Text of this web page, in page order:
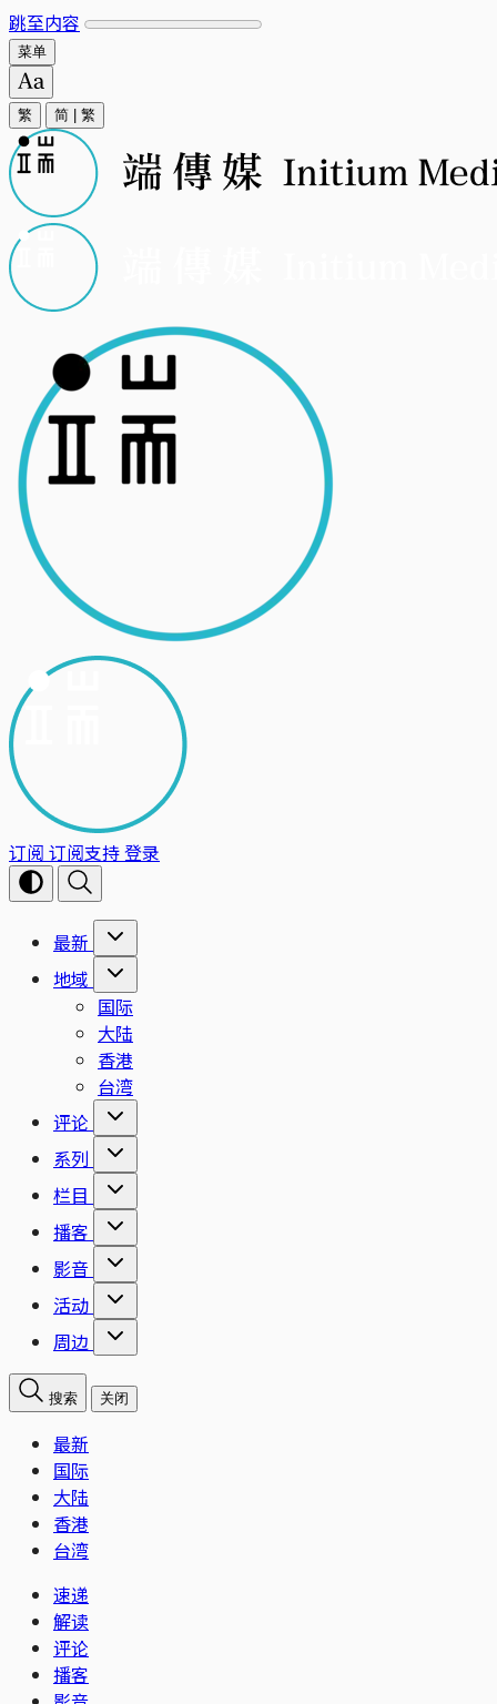
跳至内容
菜单
繁 简 繁
订阅 订阅支持登录
最新
地域
国际
大陆
香港
台湾
评论
系列
栏目
播客
影音
活动
周边
搜索 关闭
最新
国际
大陆
香港
台湾
速递
解读
评论
播客